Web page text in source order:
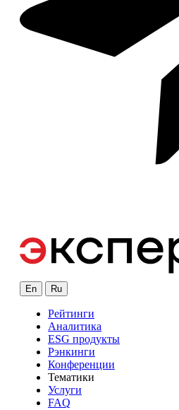
En Ru
Рейтинги
Аналитика
ESG продукты
Рэнкинги
Конференции
Тематики
Услуги
FAQ